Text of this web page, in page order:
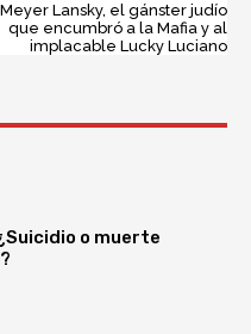
Meyer Lansky, el gánster judío
que encumbró a la Mafia y al
implacable Lucky Luciano
o muerte